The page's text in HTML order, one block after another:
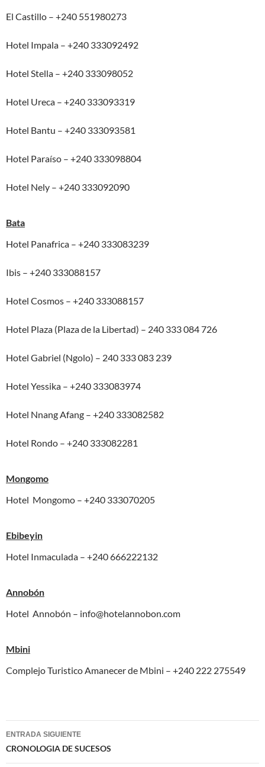
El Castillo – +240 551980273
Hotel Impala – +240 333092492
Hotel Stella – +240 333098052
Hotel Ureca – +240 333093319
Hotel Bantu – +240 333093581
Hotel Paraíso – +240 333098804
Hotel Nely – +240 333092090
Bata
Hotel Panafrica – +240 333083239
Ibis – +240 333088157
Hotel Cosmos – +240 333088157
Hotel Plaza (Plaza de la Libertad) – 240 333 084 726
Hotel Gabriel (Ngolo) – 240 333 083 239
Hotel Yessika – +240 333083974
Hotel Nnang Afang – +240 333082582
Hotel Rondo – +240 333082281
Mongomo
Hotel Mongomo – +240 333070205
Ebibeyin
Hotel Inmaculada – +240 666222132
Annobón
Hotel Annobón – info@hotelannobon.com
Mbini
Complejo Turistico Amanecer de Mbini – +240 222 275549
Navegación
de
ENTRADA SIGUIENTE
CRONOLOGIA DE SUCESOS